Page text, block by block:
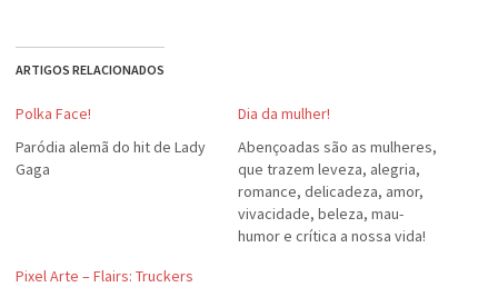
ARTIGOS RELACIONADOS
Polka Face!
Paródia alemã do hit de Lady
Gaga
Dia da mulher!
Abençoadas são as mulheres,
que trazem leveza, alegria,
romance, delicadeza, amor,
vivacidade, beleza, mau-
humor e crítica a nossa vida!
Pixel Arte – Flairs: Truckers